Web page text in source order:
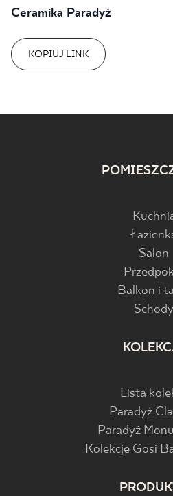
PL EN
Ceramika Paradyż
KOPIUJ LINK
Salon
Balkon i
Schody
Lista
Paradyż
Paradyż
Kolekcje Gosi